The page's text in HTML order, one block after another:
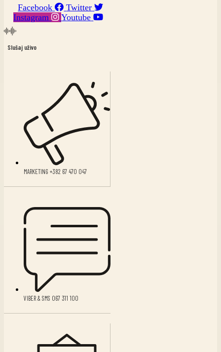
Facebook
Twitter
Instagram
Youtube
Slušaj uživo
MARKETING +382 67 470 047
VIBER & SMS 067 311 100